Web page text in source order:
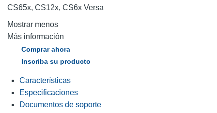
CS65x, CS12x, CS6x Versa
Mostrar menos
Más información
Comprar ahora
Inscriba su producto
Características
Especificaciones
Documentos de soporte